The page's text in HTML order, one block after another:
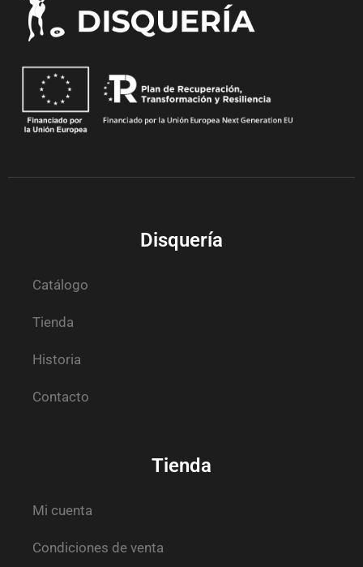
Disquería
Catálogo
Tienda
Historia
Contacto
Tienda
Mi cuenta
Condiciones de venta